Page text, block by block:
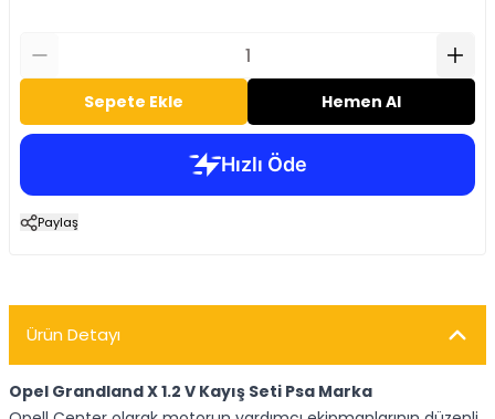
Sepete Ekle Hemen Al
Paylaş
Ürün Detayı
Opel Grandland X 1.2 V Kayış Seti Psa Marka